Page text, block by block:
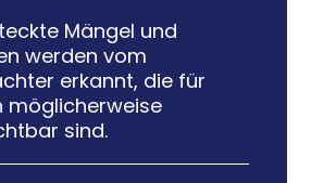
Mängel und
werden vom
erkannt, die für
möglicherweise
sind.